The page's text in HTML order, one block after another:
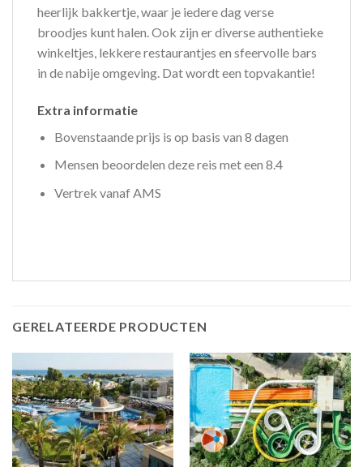
heerlijk bakkertje, waar je iedere dag verse
broodjes kunt halen. Ook zijn er diverse authentieke
winkeltjes, lekkere restaurantjes en sfeervolle bars
in de nabije omgeving. Dat wordt een topvakantie!
Extra informatie
Bovenstaande prijs is op basis van 8 dagen
Mensen beoordelen deze reis met een 8.4
Vertrek vanaf AMS
GERELATEERDE PRODUCTEN